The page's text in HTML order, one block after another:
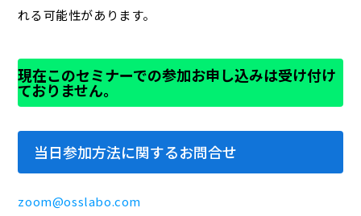
れる可能性があります。
現在このセミナーでの参加お申し込みは受け付け
ておりません。
当日参加方法に関するお問合せ
zoom@osslabo.com